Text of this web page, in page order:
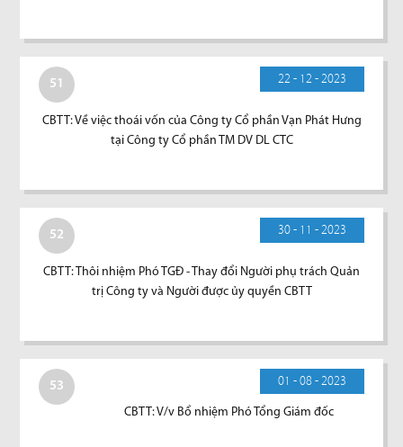
51 22 - 12 - 2023
CBTT: Về việc thoái vốn của Công ty Cổ phần Vạn Phát Hưng
tại Công ty Cổ phần TM DV DL CTC
52 30 - 11 - 2023
CBTT: Thôi nhiệm Phó TGĐ - Thay đổi Người phụ trách Quản
trị Công ty và Người được ủy quyền CBTT
53 01 - 08 - 2023
CBTT: V/v Bổ nhiệm Phó Tổng Giám đốc